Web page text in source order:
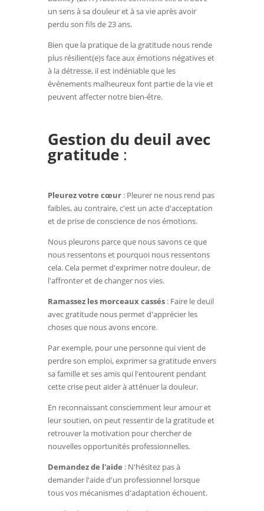
un sens à sa douleur et à sa vie après avoir
perdu son fils de 23 ans.
Bien que la pratique de la gratitude nous rende
plus résilient(e)s face aux émotions négatives et
à la détresse, il est indéniable que les
événements malheureux font partie de la vie et
peuvent affecter notre bien-être.
Gestion du deuil avec
gratitude :
Pleurez votre cœur: Pleurer ne nous rend pas
faibles, au contraire, c'est un acte d'acceptation
et de prise de conscience de nos émotions.
Nous pleurons parce que nous savons ce que
nous ressentons et pourquoi nous ressentons
cela. Cela permet d'exprimer notre douleur, de
l'affronter et de changer nos vies.
Ramassez les morceaux cassés: Faire le deuil
avec gratitude nous permet d'apprécier les
choses que nous avons encore.
Par exemple, pour une personne qui vient de
perdre son emploi, exprimer sa gratitude envers
sa famille et ses amis qui l'entourent pendant
cette crise peut aider à atténuer la douleur.
En reconnaissant consciemment leur amour et
leur soutien, on peut ressentir de la gratitude et
retrouver la motivation pour chercher de
nouvelles opportunités professionnelles.
Demandez de l'aide : N'hésitez pas à
demander l'aide d'un professionnel lorsque
tous vos mécanismes d'adaptation échouent.